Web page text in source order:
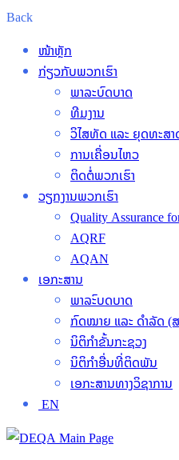
Back
ໜ້າຫຼັກ
ກ່ຽວກັບພວກເຮົາ
ພາລະບົດບາດ
ທີມງານ
ວິໄສທັດ ແລະ ຍຸດທະສາ
ການເຄື່ອນໄຫວ
ຕິດຕໍ່ພວກເຮົາ
ວຽກງານພວກເຮົາ
Quality Assurance
AQRF
AQAN
ເອກະສານ
ພາລະົບດບາດ
ກົດໝາຍ ແລະ ດຳລັດ (
ນິຕິກຳຂັ້ນກະຊວງ
ນິຕິກໍາອື່ນທີ່ຕິດພັນ
ເອກະສານທາງວິຊາການ
EN